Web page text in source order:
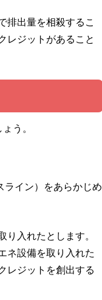
排出量を相殺するこ
レジットがあること
う。
イン）をあらかじめ
入れたとします。
ネ設備を取り入れた
レジットを創出する